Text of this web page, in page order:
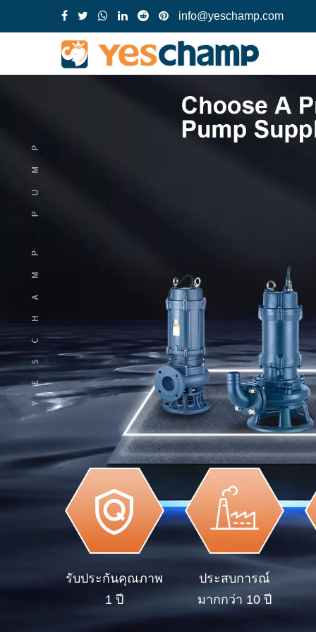
info@yeschamp.com
รับประกันคุณภาพ
1 ปี
ประสบการณ์
มากกว่า 10 ปี